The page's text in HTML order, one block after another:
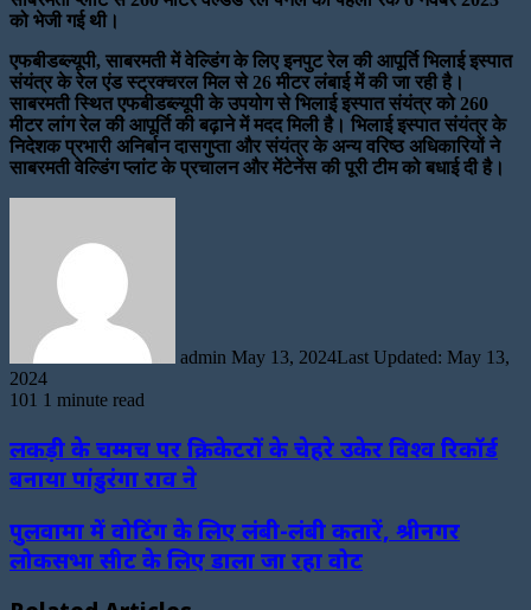
को भेजी गई थी।
एफबीडब्ल्यूपी, साबरमती में वेल्डिंग के लिए इनपुट रेल की आपूर्ति भिलाई इस्पात
संयंत्र के रेल एंड स्ट्रक्चरल मिल से 26 मीटर लंबाई में की जा रही है।
साबरमती स्थित एफबीडब्ल्यूपी के उपयोग से भिलाई इस्पात संयंत्र को 260
मीटर लांग रेल की आपूर्ति की बढ़ाने में मदद मिली है। भिलाई इस्पात संयंत्र के
निदेशक प्रभारी अनिर्बान दासगुप्ता और संयंत्र के अन्य वरिष्ठ अधिकारियों ने
साबरमती वेल्डिंग प्लांट के प्रचालन और मेंटेनेंस की पूरी टीम को बधाई दी है।
admin May 13, 2024Last Updated: May 13,
2024
101 1 minute read
लकड़ी के चम्मच पर क्रिकेटरों के चेहरे उकेर विश्व रिकॉर्ड
बनाया पांडुरंगा राव ने
पुलवामा में वोटिंग के लिए लंबी-लंबी कतारें, श्रीनगर
लोकसभा सीट के लिए डाला जा रहा वोट